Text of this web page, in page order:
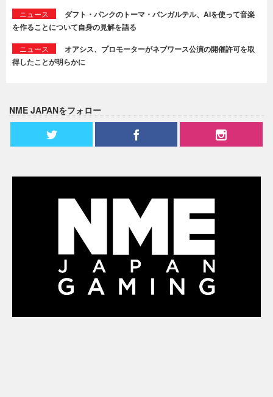
ニュース
ダフト・パンクのトーマ・バンガルテル、AIを使って音楽
を作ることについて自身の見解を語る
ニュース
オアシス、プロモーターがネブワース公演の開催許可を取
得したことが明らかに
NME JAPANをフォロー